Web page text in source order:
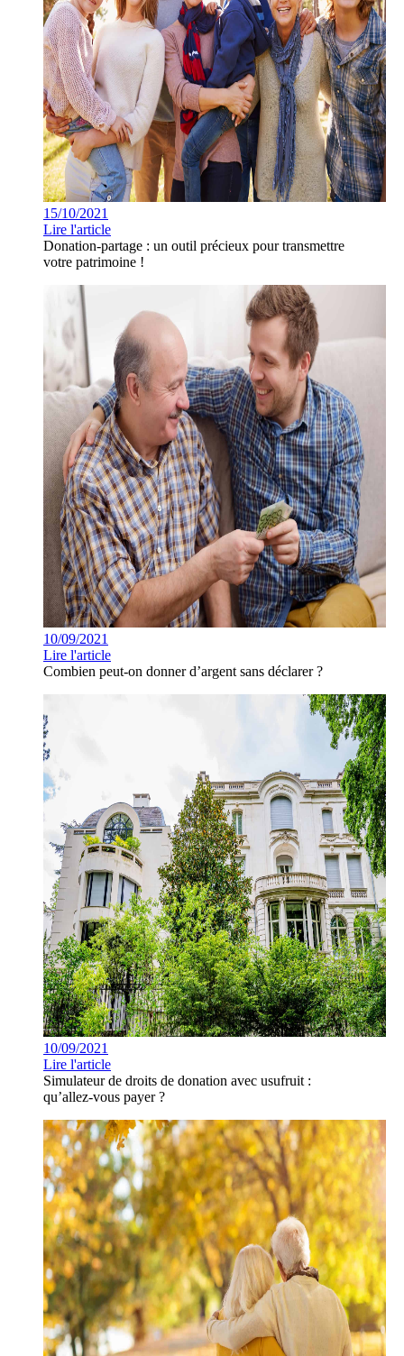
15/10/2021
Lire l'article
Donation-partage : un outil précieux pour transmettre
votre patrimoine !
10/09/2021
Lire l'article
Combien peut-on donner d’argent sans déclarer ?
10/09/2021
Lire l'article
Simulateur de droits de donation avec usufruit :
qu’allez-vous payer ?